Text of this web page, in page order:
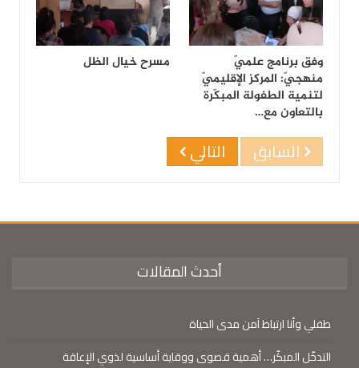
وفق برنامج علميّ
منهجيّ: المركز الإقليميّ
لتنمية الطفولة المبكّرة
بالتعاون مع…
مسرح خيال الظل
السابق التالي
أحدث المقالات
طفلي وأنا ارتباط آمن مدى الحياة
التدخّل المبكّر… أهمية قصوى ووقاية أساسية لذوي الإعاقة